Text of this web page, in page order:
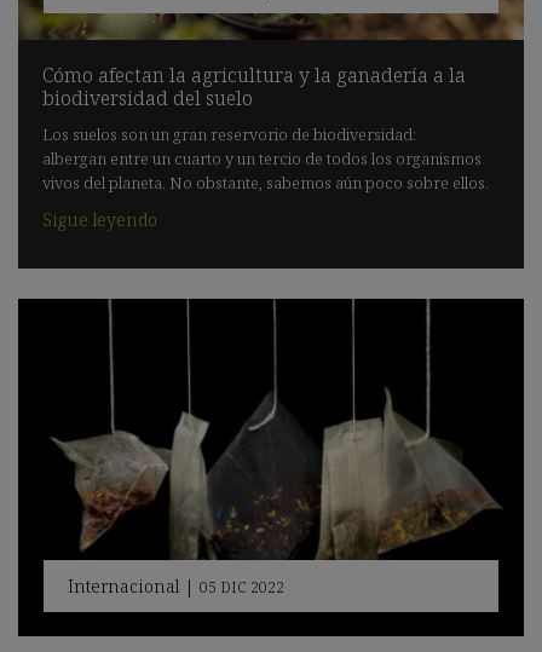
Cómo afectan la agricultura y la ganadería a la
biodiversidad del suelo
Los suelos son un gran reservorio de biodiversidad:
albergan entre un cuarto y un tercio de todos los organismos
vivos del planeta. No obstante, sabemos aún poco sobre ellos.
Sigue leyendo
Internacional| 05 DIC 2022